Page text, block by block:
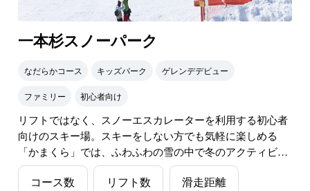
一本杉スノーパーク
なだらかコース キッズパーク ゲレンデデビュー
ファミリー 初心者向け
リフトではなく、スノーエスカレーターを利用する初心者
向けのスキー場。スキーをしない方でも気軽に楽しめる
「かまくら」では、ふわふわの雪の中で冬のアクティビテ
ィを満喫できます。越後湯沢駅西口から徒歩5分とアクセ
ス良好！
コース数 リフト数 滑走距離